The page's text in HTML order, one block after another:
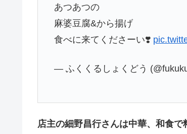
あつあつの
麻婆豆腐&から揚げ
食べに来てくださーい❣️
— ふくくるしょくどう
店主の細野昌行さんは中華、和食